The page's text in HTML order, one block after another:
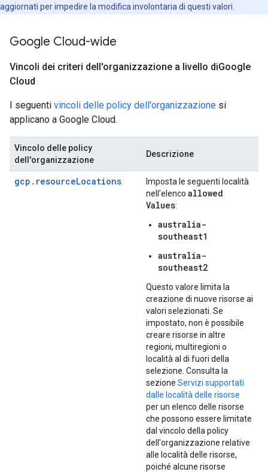
aggiornati per impedire la modifica involontaria di questi valori.
Google Cloud-wide
Vincoli dei criteri dell'organizzazione a livello diGoogle
Cloud
I seguenti vincoli delle policy dell'organizzazione si
applicano a Google Cloud.
Vincolo delle policy
dell'organizzazione
Descrizione
gcp.resourceLocations
Imposta le seguenti località
nell'elenco allowed
Values:
australia-
southeast1
australia-
southeast2
Questo valore limita la
creazione di nuove risorse ai
valori selezionati. Se
impostato, non è possibile
creare risorse in altre
regioni, multiregioni o
località al di fuori della
selezione. Consulta la
sezione Servizi supportati
dalle località delle risorse
per un elenco delle risorse
che possono essere limitate
dal vincolo della policy
dell'organizzazione relative
alle località delle risorse,
poiché alcune risorse